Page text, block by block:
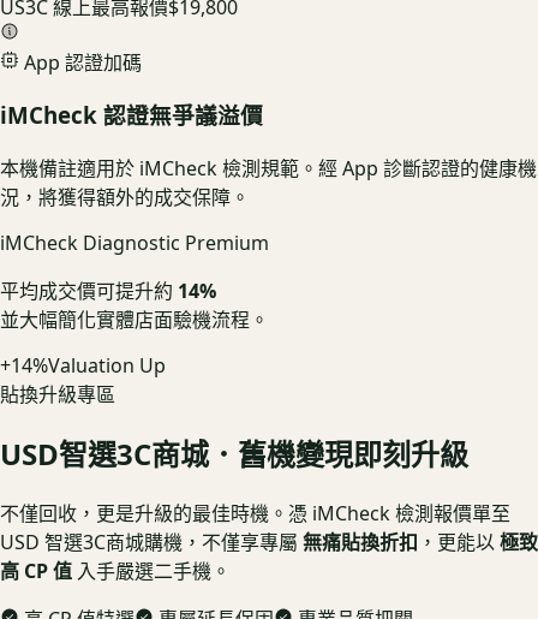
US3C 線上最高報價$19,800
App 認證加碼
iMCheck 認證無爭議溢價
本機備註適用於 iMCheck 檢測規範。經 App 診斷認證的健康機
況，將獲得額外的成交保障。
iMCheck Diagnostic Premium
平均成交價可提升約 14%
並大幅簡化實體店面驗機流程。
+14%Valuation Up
貼換升級專區
USD智選3C商城．舊機變現即刻升級
不僅回收，更是升級的最佳時機。憑 iMCheck 檢測報價單至
USD 智選3C商城購機，不僅享專屬 無痛貼換折扣 ，更能以極致
高 CP 值 入手嚴選二手機。